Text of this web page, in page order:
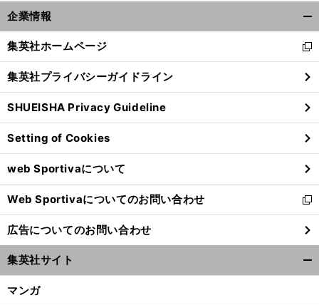
企業情報
閉
る
集英社ホームページ
新
し
い
ウ
ィ
ン
ド
ウ
で
開
く
集英社プライバシーガイドライン
SHUEISHA Privacy Guideline
Setting of Cookies
web Sportivaについて
Web Sportivaについてのお問い合わせ
新
し
い
ウ
ィ
ン
広告についてのお問い合わせ
集英社サイト
マンガ